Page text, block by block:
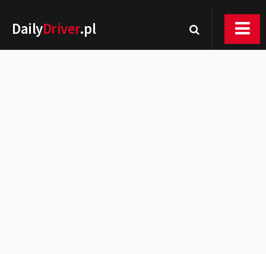
DailyDriver.pl